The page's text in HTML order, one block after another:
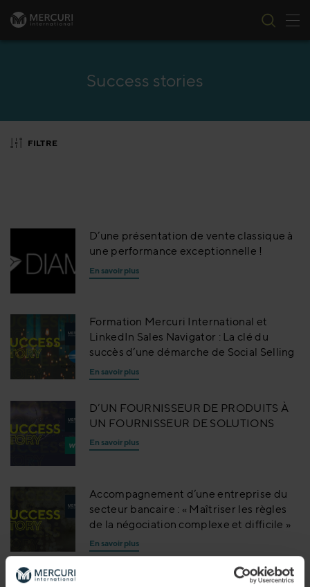
Passer au contenu
Success stories
FILTRE
D’une présentation de vente classique à
une performance exceptionnelle !
En savoir plus
Formation Mercuri International et
LinkedIn Sales Navigator : La clé du
succès d’une démarche de Social Selling
En savoir plus
D’UN FOURNISSEUR DE PRODUITS À
UN FOURNISSEUR DE SOLUTIONS
En savoir plus
Accompagnement d’une entreprise du
secteur bancaire : « Maîtriser les règles
de la négociation complexe et difficile »
En savoir plus
CAMPARI et Mercuri International